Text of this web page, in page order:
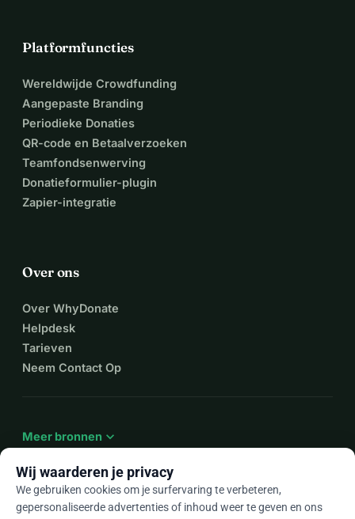
Platformfuncties
Wereldwijde Crowdfunding
Aangepaste Branding
Periodieke Donaties
QR-code en Betaalverzoeken
Teamfondsenwerving
Donatieformulier-plugin
Zapier-integratie
Over ons
Over WhyDonate
Helpdesk
Tarieven
Neem Contact Op
Meer bronnen expand_more
Wij waarderen je privacy
We gebruiken cookies om je surfervaring te verbeteren,
gepersonaliseerde advertenties of inhoud weer te geven en ons